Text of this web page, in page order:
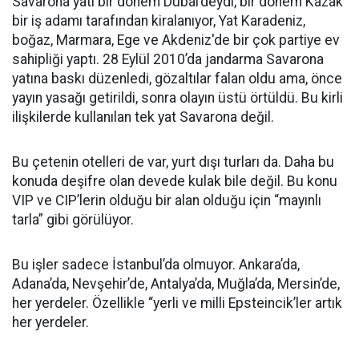
bir iş adamı tarafından kiralanıyor, Yat Karadeniz,
boğaz, Marmara, Ege ve Akdeniz'de bir çok partiye ev
sahipliği yaptı. 28 Eylül 2010’da jandarma Savarona
yatına baskı düzenledi, gözaltılar falan oldu ama, önce
yayın yasağı getirildi, sonra olayın üstü örtüldü. Bu kirli
ilişkilerde kullanılan tek yat Savarona değil.
Bu çetenin otelleri de var, yurt dışı turları da. Daha bu
konuda deşifre olan devede kulak bile değil. Bu konu
VIP ve CIP’lerin olduğu bir alan olduğu için “mayınlı
tarla” gibi görülüyor.
Bu işler sadece İstanbul’da olmuyor. Ankara’da,
Adana’da, Nevşehir’de, Antalya’da, Muğla’da, Mersin’de,
her yerdeler. Özellikle “yerli ve milli Epsteincik’ler artık
her yerdeler.